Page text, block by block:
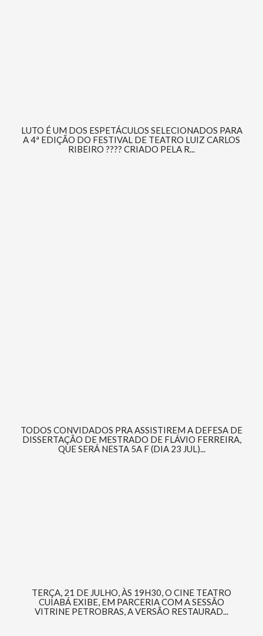
LUTO É UM DOS ESPETÁCULOS SELECIONADOS PARA
A 4ª EDIÇÃO DO FESTIVAL DE TEATRO LUIZ CARLOS
RIBEIRO ???? CRIADO PELA R...
TODOS CONVIDADOS PRA ASSISTIREM A DEFESA DE
DISSERTAÇÃO DE MESTRADO DE FLÁVIO FERREIRA,
QUE SERÁ NESTA 5A F (DIA 23 JUL)...
TERÇA, 21 DE JULHO, ÀS 19H30, O CINE TEATRO
CUIABÁ EXIBE, EM PARCERIA COM A SESSÃO
VITRINE PETROBRAS, A VERSÃO RESTAURAD...